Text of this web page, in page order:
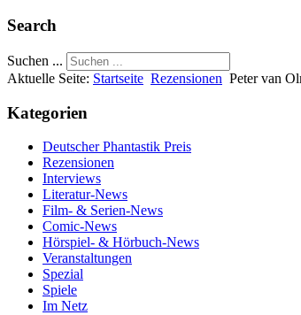
Search
Suchen ...
Aktuelle Seite: Startseite Rezensionen Peter van
Kategorien
Deutscher Phantastik Preis
Rezensionen
Interviews
Literatur-News
Film- & Serien-News
Comic-News
Hörspiel- & Hörbuch-News
Veranstaltungen
Spezial
Spiele
Im Netz